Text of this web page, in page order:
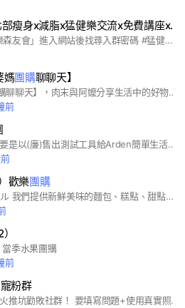
森友會4️⃣群 🍃北部瘦身x減脂x猛健樂交流x免費講座x好物
請Google 「猛健樂森友會」進入網站後找尋入群密碼 #猛健樂 #瘦身 #減肥 #瘦瘦針
媽團購聊聊天】
歡迎加入【婆媽團購聊聊天】，肉末與阿嬤分享生活中的好物、美食，讓生活更加美好與美味！社群不定期優惠團購，有空進來看看哦！
前
這個社群的成立 主要是以(廉)售出測試工具給Arden簡單生活頻道的粉絲或有緣人 及廠商提供Arden粉絲優惠團購價為主 不喜者勿加入喔
歡樂團購
小山之丘 パンのヒル 我們提供新鮮美味的麵包、糕點、甜點和各式美味料理包。 無論是儀式感滿分的下午茶甜點、獨具特色的吐司糕點、早餐必備的飽食Q彈麵包、上班族最愛的團購零食及送禮自用都相宜的客製化伴手禮，美味的美食料理包⋯等，小山之丘都能滿足您每天的味蕾與需求！ 每一品項皆選用頂級天然食材，手工烘焙用心製作，呈現出極致美味，誘人的香氣與絕佳的口感，讓您享受一場烘焙美食饗宴，讓您的味蕾陶醉其中！
季水果團購
前
粉群
沒錯 這是崔咪的生火推坑勸敗社群！ 要填寫問題+使用真實照片， 等候審核加入💯 確保進群都是真人帳號喔 不符合群規會定期刪人🙏 我們是崔咪 & Fashion被逼 我們平常熱愛精品、美妝、保養。 在這邊我會分享我喜歡的商品， 超多生火勸敗優惠好物！ 眾多優惠團購，美妝品、保養品， 甚至還有超難入手的限量精品💪 只要我想要的，您愛買的 一定努力生火推坑🔥 讓妳們買到最優惠、最超值的商品❤️ 日常生活愛吃愛買的好物， 也都會和姊妹們分享生活中大小事唷！ 崔咪 iG追蹤： instagram.com/b2btramy888888